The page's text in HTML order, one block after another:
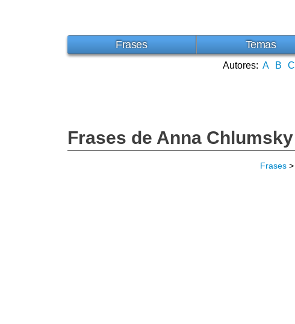
Frases Temas
Autores: A B C
Frases de Anna Chlumsky
Frases >